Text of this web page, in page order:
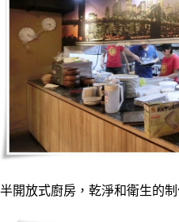
半開放式廚房，乾淨和衛生的